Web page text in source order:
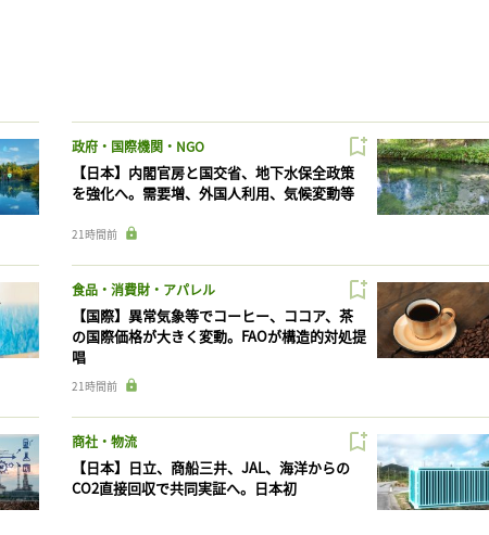
政府・国際機関・NGO
【日本】内閣官房と国交省、地下水保全政策
を強化へ。需要増、外国人利用、気候変動等
21時間前
食品・消費財・アパレル
【国際】異常気象等でコーヒー、ココア、茶
の国際価格が大きく変動。FAOが構造的対処提
唱
21時間前
商社・物流
【日本】日立、商船三井、JAL、海洋からの
CO2直接回収で共同実証へ。日本初